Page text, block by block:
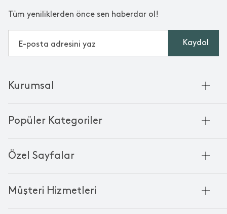
Tüm yeniliklerden önce sen haberdar ol!
Kaydol
Popüler Kategoriler
Bornoz
Özel Sayfalar
Black Friday
Kurumsal
Kurumsal Satış
Chakra Manifesto
Mağazalarımız
Çerez Politikası
Müşteri Hizmetleri